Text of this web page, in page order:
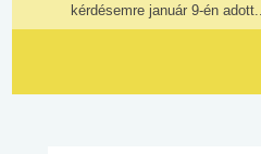
kérdésemre január 9-én adott...